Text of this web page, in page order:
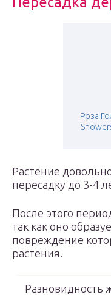
Роза
Растение
пересадку до 3-4
После этого
так как оно
повреждение
растения.
Разновидность